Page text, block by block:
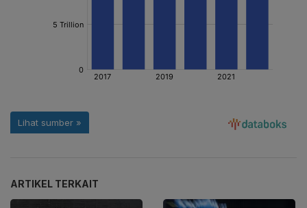
ARTIKEL TERKAIT